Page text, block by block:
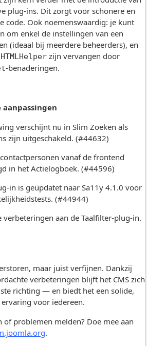
plug-ins. Dit zorgt voor schonere en
code. Ook noemenswaardig: je kunt
om enkel de instellingen van een
(ideaal bij meerdere beheerders), en
HTMLHelperzijn vervangen door
-benaderingen.
verschijnt nu in Slim Zoeken als
zijn uitgeschakeld. (#44632)
vanaf de frontend
in het Actielogboek. (#44596)
in is geüpdatet naar Sa11y 4.1.0 voor
(#44944)
verbeteringen aan de Taalfilter-plug-in.
maar juist verfijnen. Dankzij
verbeteringen blijft het CMS zich
richting — en biedt het een solide,
voor iedereen.
of problemen melden? Doe mee aan
.